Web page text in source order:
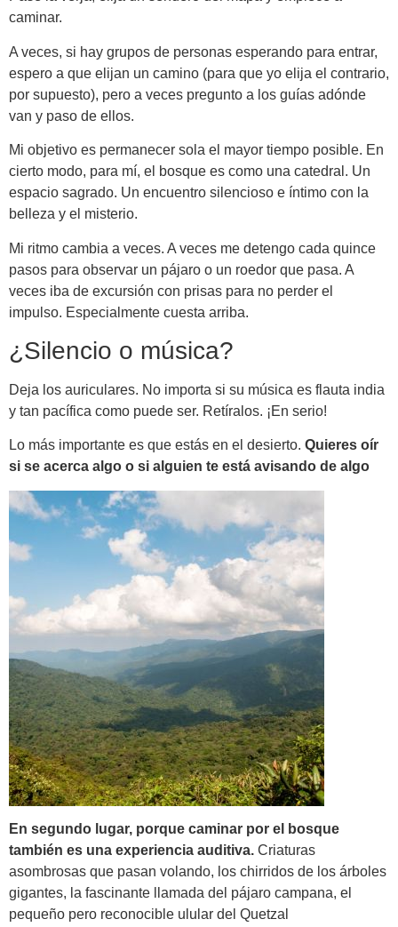
caminar.
A veces, si hay grupos de personas esperando para entrar,
espero a que elijan un camino (para que yo elija el contrario,
por supuesto), pero a veces pregunto a los guías adónde
van y paso de ellos.
Mi objetivo es permanecer sola el mayor tiempo posible. En
cierto modo, para mí, el bosque es como una catedral. Un
espacio sagrado. Un encuentro silencioso e íntimo con la
belleza y el misterio.
Mi ritmo cambia a veces. A veces me detengo cada quince
pasos para observar un pájaro o un roedor que pasa. A
veces iba de excursión con prisas para no perder el
impulso. Especialmente cuesta arriba.
¿Silencio o música?
Deja los auriculares. No importa si su música es flauta india
y tan pacífica como puede ser. Retíralos. ¡En serio!
Lo más importante es que estás en el desierto. Quieres oír
si se acerca algo o si alguien te está avisando de algo
En segundo lugar, porque caminar por el bosque
también es una experiencia auditiva. Criaturas
asombrosas que pasan volando, los chirridos de los árboles
gigantes, la fascinante llamada del pájaro campana, el
pequeño pero reconocible ulular del Quetzal